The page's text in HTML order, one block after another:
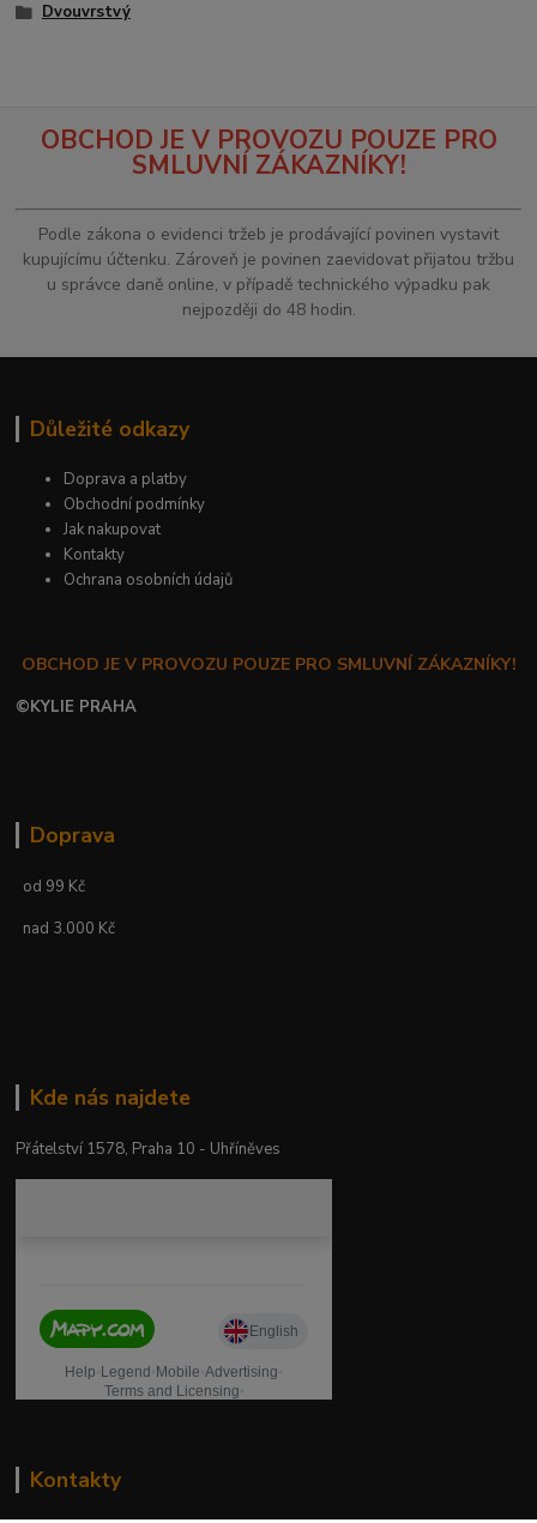
Dvouvrstvý
OBCHOD JE V PROVOZU POUZE PRO
SMLUVNÍ ZÁKAZNÍKY!
Podle zákona o evidenci tržeb je prodávající povinen vystavit
kupujícímu účtenku. Zároveň je povinen zaevidovat přijatou tržbu
u správce daně online, v případě technického výpadku pak
nejpozději do 48 hodin.
Důležité odkazy
Doprava a platby
Obchodní podmínky
Jak nakupovat
Kontakty
Ochrana osobních údajů
OBCHOD JE V PROVOZU POUZE PRO SMLUVNÍ ZÁKAZNÍKY!
©KYLIE PRAHA
Doprava
od 99 Kč
nad 3.000 Kč
Kde nás najdete
Přátelství 1578, Praha 10 - Uhříněves
Kontakty